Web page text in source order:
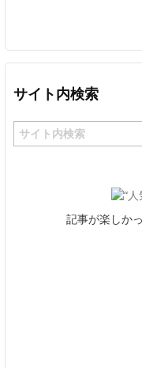
サイト内検索
記事が楽しか